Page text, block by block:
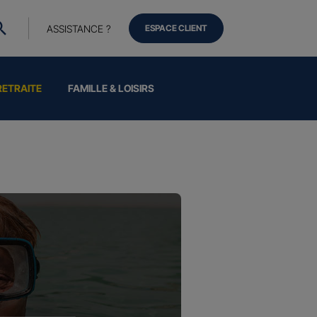
FAMILLE & LOISIRS
ASSISTANCE ? ESPACE CLIENT